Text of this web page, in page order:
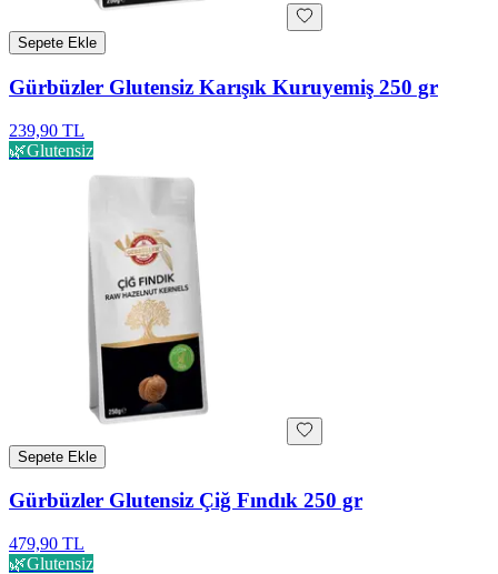
Sepete Ekle
Gürbüzler Glutensiz Karışık Kuruyemiş 250 gr
239,90 TL
🌿Glutensiz
Sepete Ekle
Gürbüzler Glutensiz Çiğ Fındık 250 gr
479,90 TL
🌿Glutensiz